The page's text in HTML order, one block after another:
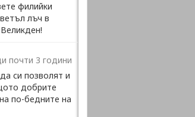
филийки
лъч в
почти 3 години
си позволят и
добрите
по-бедните на